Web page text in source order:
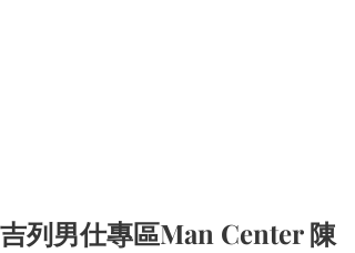
吉列男仕專區Man Center 陳